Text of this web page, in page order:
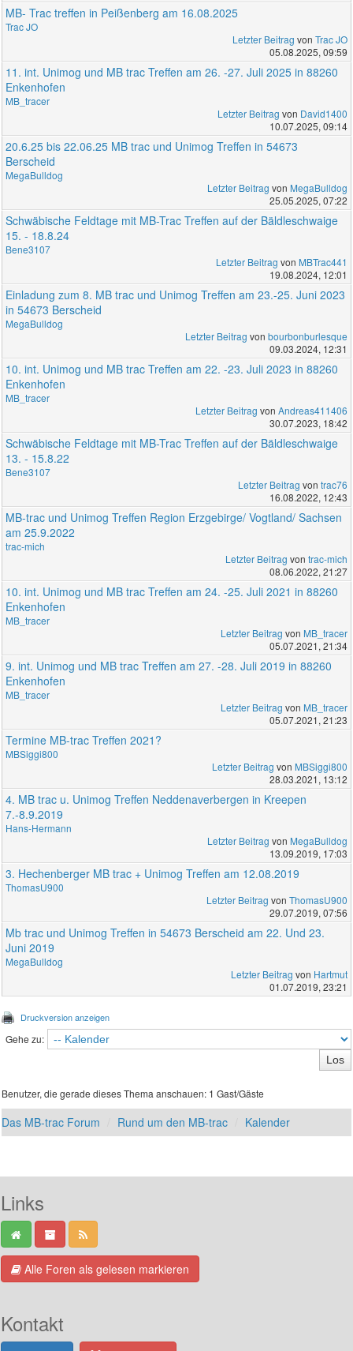
MB- Trac treffen in Peißenberg am 16.08.2025
Trac JO
Letzter Beitrag von Trac JO
05.08.2025, 09:59
11. int. Unimog und MB trac Treffen am 26. -27. Juli 2025 in 88260
Enkenhofen
MB_tracer
Letzter Beitrag von David1400
10.07.2025, 09:14
20.6.25 bis 22.06.25 MB trac und Unimog Treffen in 54673
Berscheid
MegaBulldog
Letzter Beitrag von MegaBulldog
25.05.2025, 07:22
Schwäbische Feldtage mit MB-Trac Treffen auf der Bäldleschwaige
15. - 18.8.24
Bene3107
Letzter Beitrag von MBTrac441
19.08.2024, 12:01
Einladung zum 8. MB trac und Unimog Treffen am 23.-25. Juni 2023
in 54673 Berscheid
MegaBulldog
Letzter Beitrag von bourbonburlesque
09.03.2024, 12:31
10. int. Unimog und MB trac Treffen am 22. -23. Juli 2023 in 88260
Enkenhofen
MB_tracer
Letzter Beitrag von Andreas411406
30.07.2023, 18:42
Schwäbische Feldtage mit MB-Trac Treffen auf der Bäldleschwaige
13. - 15.8.22
Bene3107
Letzter Beitrag von trac76
16.08.2022, 12:43
MB-trac und Unimog Treffen Region Erzgebirge/ Vogtland/ Sachsen
am 25.9.2022
trac-mich
Letzter Beitrag von trac-mich
08.06.2022, 21:27
10. int. Unimog und MB trac Treffen am 24. -25. Juli 2021 in 88260
Enkenhofen
MB_tracer
Letzter Beitrag von MB_tracer
05.07.2021, 21:34
9. int. Unimog und MB trac Treffen am 27. -28. Juli 2019 in 88260
Enkenhofen
MB_tracer
Letzter Beitrag von MB_tracer
05.07.2021, 21:23
Termine MB-trac Treffen 2021?
MBSiggi800
Letzter Beitrag von MBSiggi800
28.03.2021, 13:12
4. MB trac u. Unimog Treffen Neddenaverbergen in Kreepen
7.-8.9.2019
Hans-Hermann
Letzter Beitrag von MegaBulldog
13.09.2019, 17:03
3. Hechenberger MB trac + Unimog Treffen am 12.08.2019
ThomasU900
Letzter Beitrag von ThomasU900
29.07.2019, 07:56
Mb trac und Unimog Treffen in 54673 Berscheid am 22. Und 23.
Juni 2019
MegaBulldog
Letzter Beitrag von Hartmut
01.07.2019, 23:21
Druckversion anzeigen
Gehe zu:
Benutzer, die gerade dieses Thema anschauen: 1 Gast/Gäste
Das MB-trac Forum Rund um den MB-trac Kalender
Links
Alle Foren als gelesen markieren
Kontakt